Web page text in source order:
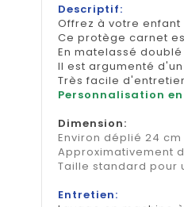
Descriptif:
Offrez à votre
Ce protège carnet
En matelassé
Il est argumenté
Très facile
Personnalisation
Dimension:
Environ déplié 24 cm
Approximativement
Taille standard pour
Entretien: